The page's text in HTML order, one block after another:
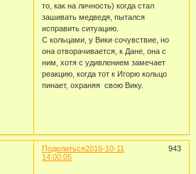
то, как на личность) когда стал
зашивать медведя, пытался
исправить ситуацию.
С кольцами, у Вики сочувствие, но
она отворачивается, к Дане, она с
ним, хотя с удивлением замечает
реакцию, когда тот к Игорю кольцо
пинает, охраняя свою Вику.
Поделиться 943
2016-10-11
14:00:05